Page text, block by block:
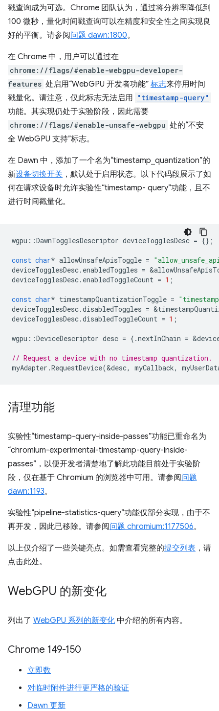
戳查询成为可选。Chrome 团队认为，通过将分辨率降低到
100 微秒，量化时间戳查询可以在精度和安全性之间实现良
好的平衡。请参阅问题 dawn:1800。
在 Chrome 中，用户可以通过在
chrome://flags/#enable-webgpu-developer-
features 处启用“WebGPU 开发者功能” 标志来停用时间
戳量化。请注意，仅此标志无法启用 "timestamp-query"
功能。其实现仍处于实验阶段，因此需要
chrome://flags/#enable-unsafe-webgpu 处的“不安
全 WebGPU 支持”标志。
在 Dawn 中，添加了一个名为“timestamp_quantization”的
新设备切换开关 ，默认处于启用状态。以下代码段展示了如
何在请求设备时允许实验性“timestamp- query”功能，且不
进行时间戳量化。
wgpu ::DawnTogglesDescriptor deviceTogglesDesc = {};
const char* allowUnsafeApisToggle =
deviceTogglesDesc. enabledToggles = &
deviceTogglesDesc. enabledToggleCount = 1 ;
const char* timestampQuantizationToggle =
deviceTogglesDesc.disabledToggles = &
deviceTogglesDesc.disabledToggleCount = 1 ;
wgpu ::DeviceDescriptor desc = {.nextInChain = &
// Request a device with no timestamp quantization.
myAdapter .RequestDevice(&desc, myCallback,
清理功能
实验性“timestamp-query-inside-passes”功能已重命名为
“chromium-experimental-timestamp-query-inside-
passes”，以便开发者清楚地了解此功能目前处于实验阶
段，仅在基于 Chromium 的浏览器中可用。请参阅问题
dawn:1193。
实验性“pipeline-statistics-query”功能仅部分实现，由于不
再开发，因此已移除。请参阅问题 chromium:1177506。
以上仅介绍了一些关键亮点。如需查看完整的提交列表 ，请
点击此处。
WebGPU 的新变化
列出了 WebGPU 系列的新变化 中介绍的所有内容。
Chrome 149-150
立即数
对临时附件进行更严格的验证
Dawn 更新